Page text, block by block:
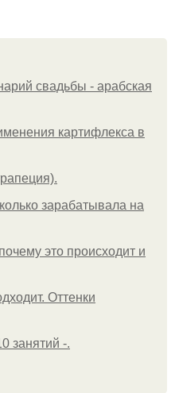
свадьбы - арабская
картифлекса в
зарабатывала на
это происходит и
Оттенки
занятий -.